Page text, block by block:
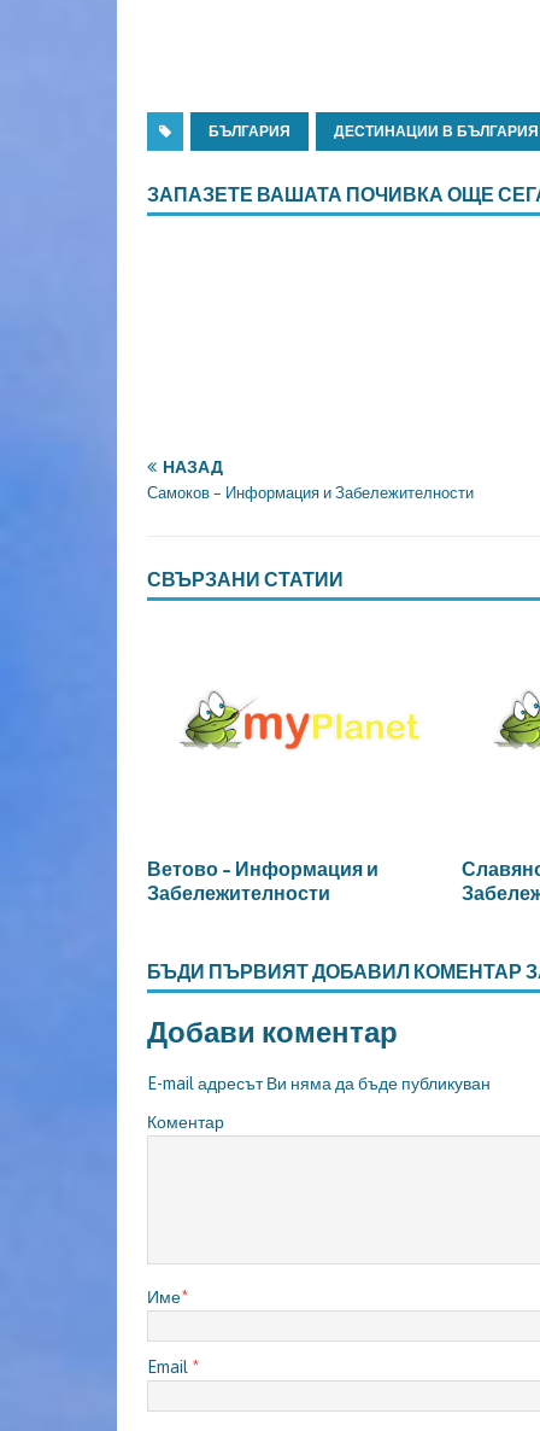
БЪЛГАРИЯ ДЕСТИНАЦИИ В БЪЛГАРИЯ
ЗАПАЗЕТЕ ВАШАТА ПОЧИВКА ОЩЕ
НАЗАД
Самоков – Информация и Забележителности
СВЪРЗАНИ СТАТИИ
Ветово – Информация и
Забележителности
БЪДИ ПЪРВИЯТ ДОБАВИЛ КОМЕНТАР
Добави коментар
E-mail адресът Ви няма да бъде публикуван
Коментар
Име*
Email *